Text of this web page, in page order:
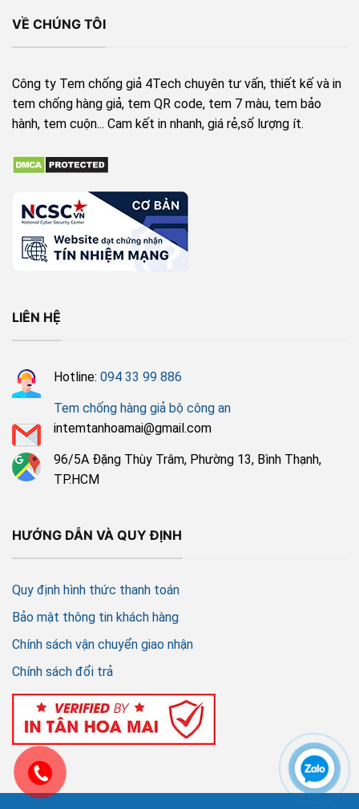
VỀ CHÚNG TÔI
Công ty Tem chống giả 4Tech chuyên tư vấn, thiết kế và in
tem chống hàng giả, tem QR code, tem 7 màu, tem bảo
hành, tem cuộn... Cam kết in nhanh, giá rẻ,số lượng ít.
LIÊN HỆ
Hotline: 094 33 99 886
Tem chống hàng giả bộ công an
intemtanhoamai@gmail.com
96/5A Đặng Thùy Trâm, Phường 13, Bình Thạnh,
TP.HCM
HƯỚNG DẪN VÀ QUY ĐỊNH
Quy định hình thức thanh toán
Bảo mật thông tin khách hàng
Chính sách vận chuyển giao nhận
Chính sách đổi trả